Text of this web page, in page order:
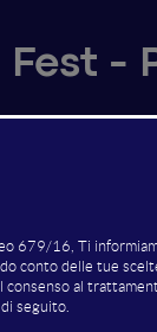
-